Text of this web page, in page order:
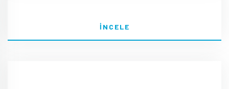
İNCELE